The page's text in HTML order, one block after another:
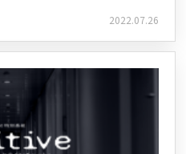
2022.07.26